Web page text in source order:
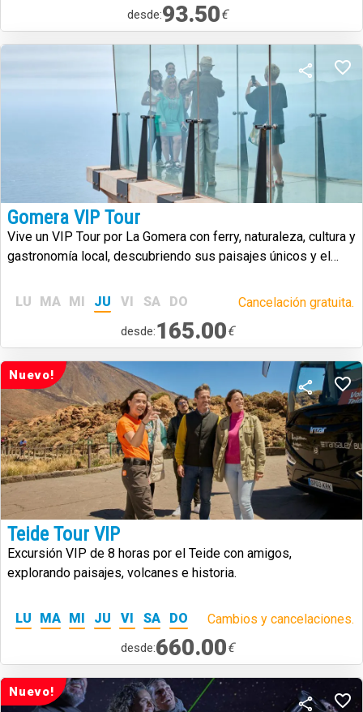
desde:93.50€
Gomera VIP Tour
Vive un VIP Tour por La Gomera con ferry, naturaleza, cultura y
gastronomía local, descubriendo sus paisajes únicos y el
LU
MA MI JU VI SA DO Cancelación gratuita.
desde:165.00€
Nuevo!
Teide Tour VIP
Excursión VIP de 8 horas por el Teide con amigos,
explorando paisajes, volcanes e historia.
LU MA MI JU VI SA DO Cambios y cancelaciones.
desde:660.00€
Nuevo!